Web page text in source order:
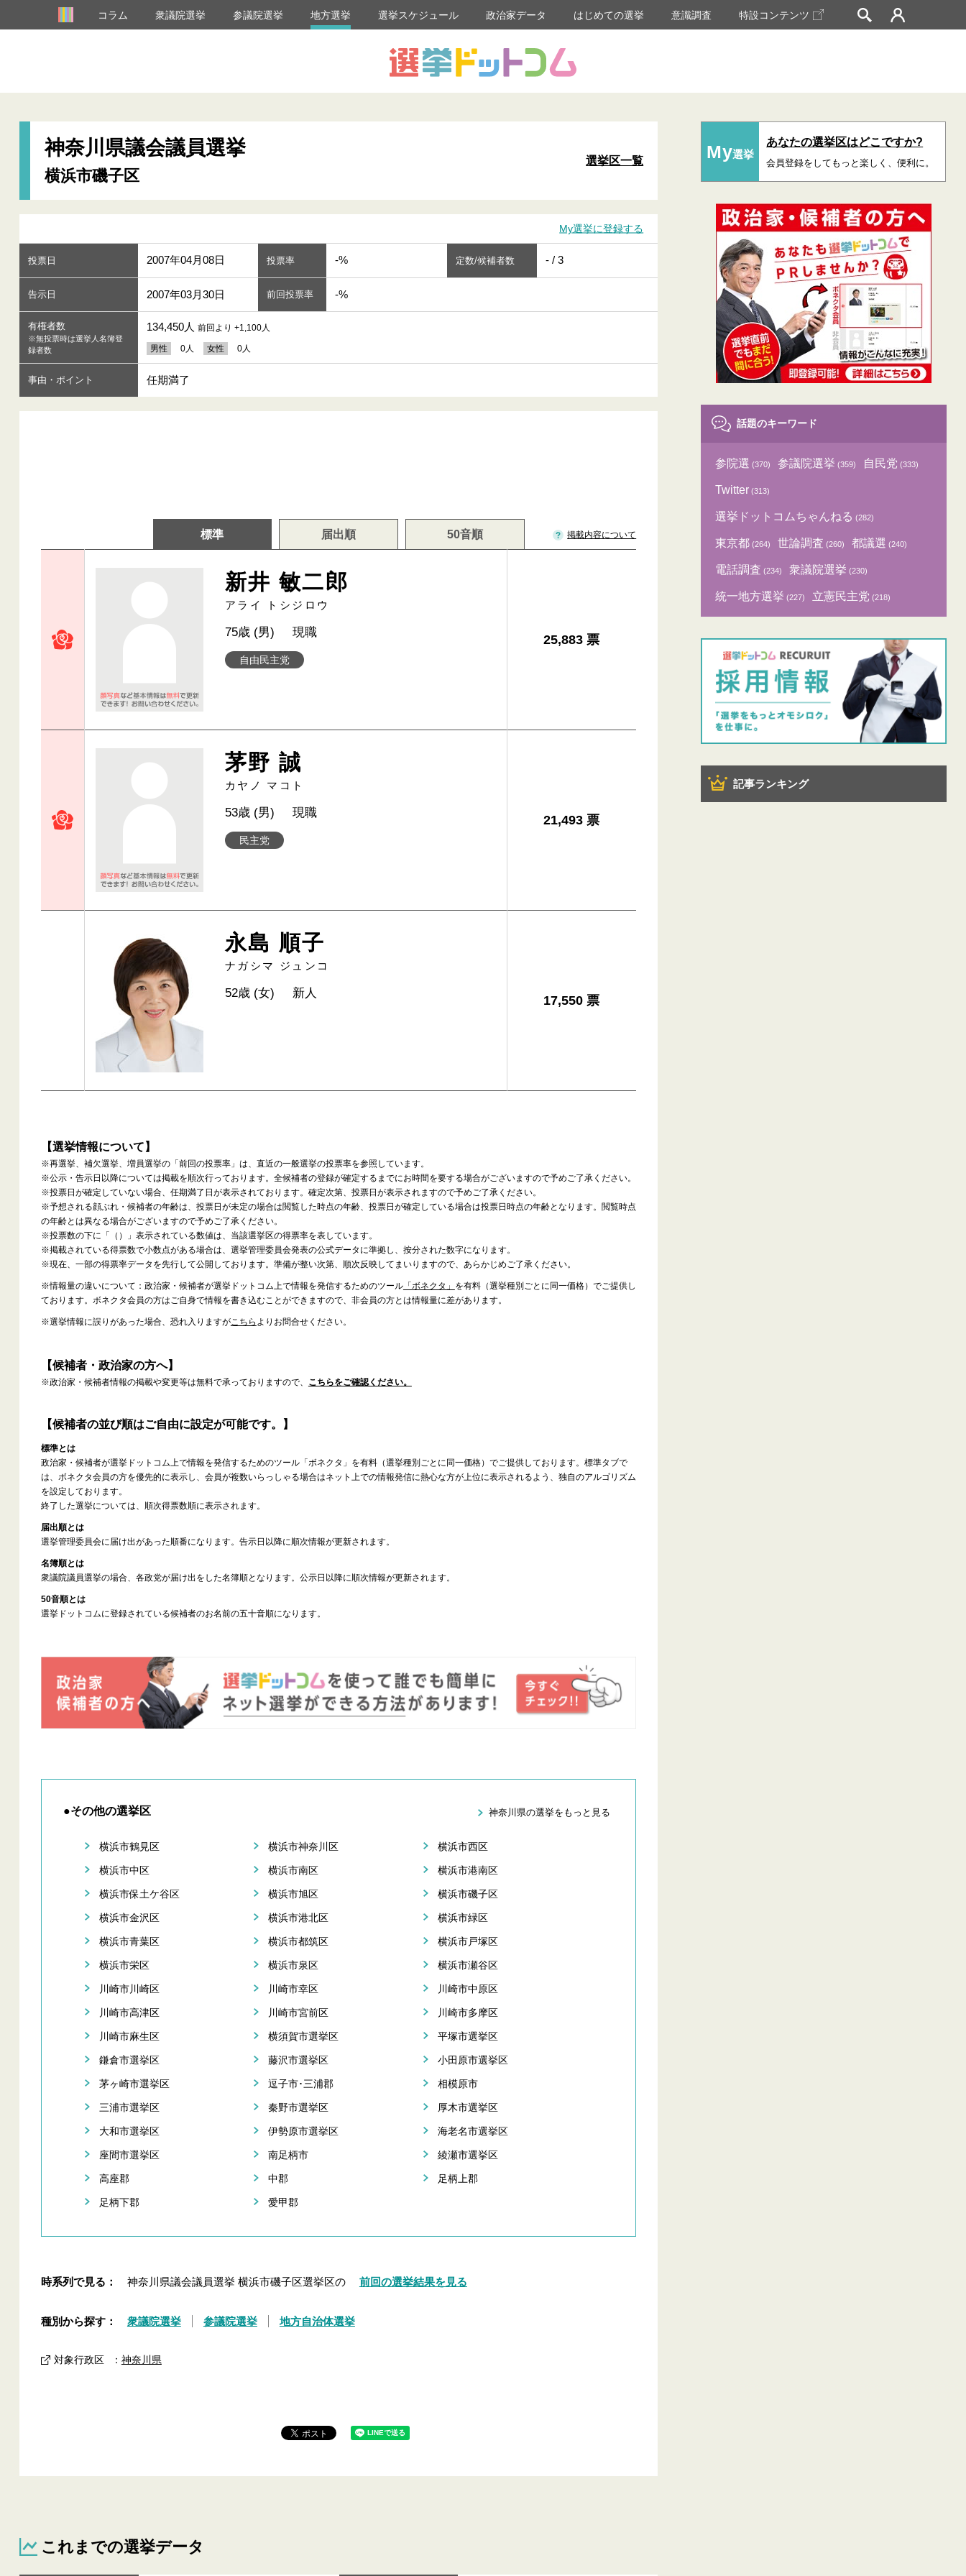
コラム 衆議院選挙 参議院選挙 地方選挙 選挙スケジュール 政治家データ はじめての選挙 意識調査 特設コンテンツ
神奈川県議会議員選挙
横浜市磯子区
選挙区一覧
My選挙に登録する
投票日 2007年04月08日 投票率 -% 定数/候補者数 - / 3
告示日 2007年03月30日 前回投票率 -%
有権者数
※無投票時は選挙人名簿登
録者数
134,450人 前回より +1,100人
男性 0人 女性 0人
事由・ポイント 任期満了
標準 届出順 50音順 掲載内容について
新井 敏二郎
アライ トシジロウ
自由民主党
75歳 (男) 現職
25,883 票
茅野 誠
カヤノ マコト
民主党
53歳 (男) 現職
21,493 票
永島 順子
ナガシマ ジュンコ
52歳 (女) 新人
17,550 票
【選挙情報について】
※再選挙、補欠選挙、増員選挙の「前回の投票率」は、直近の一般選挙の投票率を参照しています。
※公示・告示日以降については掲載を順次行っております。全候補者の登録が確定するまでにお時間を要する場合がございますので予めご了承ください。
※投票日が確定していない場合、任期満了日が表示されております。確定次第、投票日が表示されますので予めご了承ください。
※予想される顔ぶれ・候補者の年齢は、投票日が未定の場合は閲覧した時点の年齢、投票日が確定している場合は投票日時点の年齢となります。閲覧時点
の年齢とは異なる場合がございますので予めご了承ください。
※投票数の下に「（）」表示されている数値は、当該選挙区の得票率を表しています。
※掲載されている得票数で小数点がある場合は、選挙管理委員会発表の公式データに準拠し、按分された数字になります。
※現在、一部の得票率データを先行して公開しております。準備が整い次第、順次反映してまいりますので、あらかじめご了承ください。
※情報量の違いについて：政治家・候補者が選挙ドットコム上で情報を発信するためのツール「ボネクタ」 を有料（選挙種別ごとに同一価格）でご提供し
ております。ボネクタ会員の方はご自身で情報を書き込むことができますので、非会員の方とは情報量に差があります。
※選挙情報に誤りがあった場合、恐れ入りますがこちら よりお問合せください。
【候補者・政治家の方へ】
※政治家・候補者情報の掲載や変更等は無料で承っておりますので、 こちらをご確認ください。
【候補者の並び順はご自由に設定が可能です。】
標準とは
政治家・候補者が選挙ドットコム上で情報を発信するためのツール「ボネクタ」を有料（選挙種別ごとに同一価格）でご提供しております。標準タブで
は、ボネクタ会員の方を優先的に表示し、会員が複数いらっしゃる場合はネット上での情報発信に熱心な方が上位に表示されるよう、独自のアルゴリズム
を設定しております。
終了した選挙については、順次得票数順に表示されます。
届出順とは
選挙管理委員会に届け出があった順番になります。告示日以降に順次情報が更新されます。
名簿順とは
衆議院議員選挙の場合、各政党が届け出をした名簿順となります。公示日以降に順次情報が更新されます。
50音順とは
選挙ドットコムに登録されている候補者のお名前の五十音順になります。
●その他の選挙区 神奈川県の選挙をもっと見る
横浜市鶴見区 横浜市神奈川区 横浜市西区
横浜市中区 横浜市南区 横浜市港南区
横浜市保土ケ谷区 横浜市旭区 横浜市磯子区
横浜市金沢区 横浜市港北区 横浜市緑区
横浜市青葉区 横浜市都筑区 横浜市戸塚区
横浜市栄区 横浜市泉区 横浜市瀬谷区
川崎市川崎区 川崎市幸区 川崎市中原区
川崎市高津区 川崎市宮前区 川崎市多摩区
川崎市麻生区 横須賀市選挙区 平塚市選挙区
鎌倉市選挙区 藤沢市選挙区 小田原市選挙区
茅ヶ崎市選挙区 逗子市･三浦郡 相模原市
三浦市選挙区 秦野市選挙区 厚木市選挙区
大和市選挙区 伊勢原市選挙区 海老名市選挙区
座間市選挙区 南足柄市 綾瀬市選挙区
高座郡 中郡 足柄上郡
足柄下郡 愛甲郡
時系列で見る： 神奈川県議会議員選挙 横浜市磯子区選挙区の 前回の選挙結果を見る
種別から探す： 衆議院選挙 参議院選挙 地方自治体選挙
対象行政区 ： 神奈川県
これまでの選挙データ
My選挙
あなたの選挙区はどこですか?
会員登録をしてもっと楽しく、便利に。
話題のキーワード
参院選 (370) 参議院選挙 (359) 自民党 (333)
Twitter (313)
選挙ドットコムちゃんねる (282)
東京都 (264) 世論調査 (260) 都議選 (240)
電話調査 (234) 衆議院選挙 (230)
統一地方選挙 (227) 立憲民主党 (218)
記事ランキング